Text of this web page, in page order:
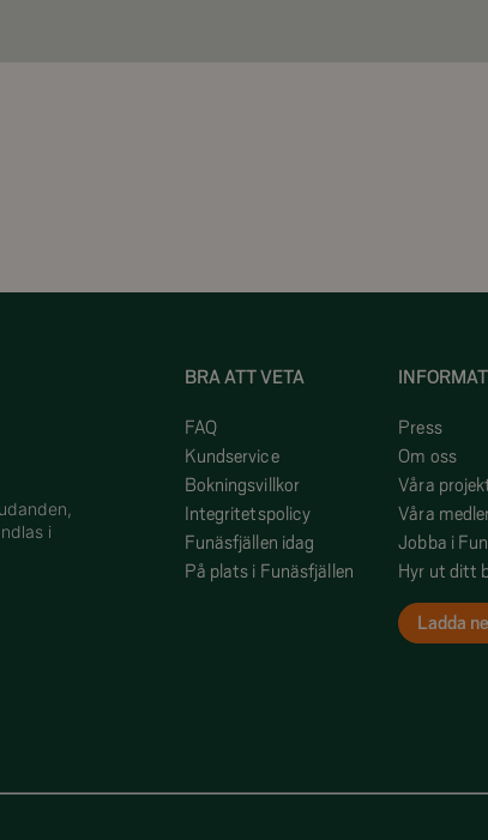
i
BRA ATT VETA
FAQ
Kundservice
Bokningsvillkor
Integritetspolicy
Funäsfjällen idag
På plats i Funäsfjällen
Press
Om oss
Våra
Våra
Jobba i
Hyr ut ditt
Ladda